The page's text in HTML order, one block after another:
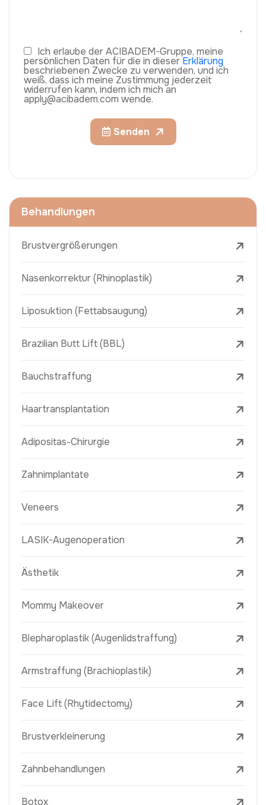
Ich erlaube der ACIBADEM-Gruppe, meine
persönlichen Daten für die in dieser Erklärung
beschriebenen Zwecke zu verwenden, und ich
weiß, dass ich meine Zustimmung jederzeit
widerrufen kann, indem ich mich an
apply@acibadem.com wende.
Senden
Behandlungen
Brustvergrößerungen
Nasenkorrektur (Rhinoplastik)
Liposuktion (Fettabsaugung)
Brazilian Butt Lift (BBL)
Bauchstraffung
Haartransplantation
Adipositas-Chirurgie
Zahnimplantate
Veneers
LASIK-Augenoperation
Ästhetik
Mommy Makeover
Blepharoplastik (Augenlidstraffung)
Armstraffung (Brachioplastik)
Face Lift (Rhytidectomy)
Brustverkleinerung
Zahnbehandlungen
Botox